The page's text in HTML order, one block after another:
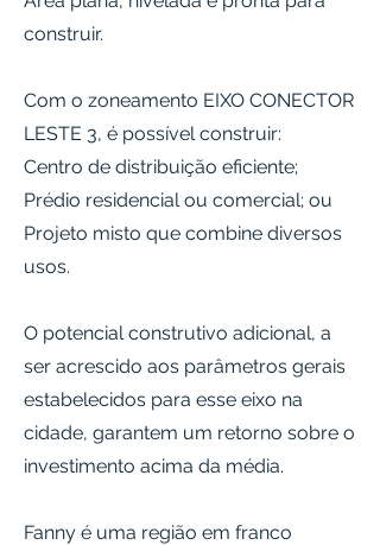
construir.
Com o zoneamento EIXO CONECTOR
LESTE 3, é possível construir:
Centro de distribuição eficiente;
Prédio residencial ou comercial; ou
Projeto misto que combine diversos
usos.
O potencial construtivo adicional, a
ser acrescido aos parâmetros gerais
estabelecidos para esse eixo na
cidade, garantem um retorno sobre o
investimento acima da média.
Fanny é uma região em franco